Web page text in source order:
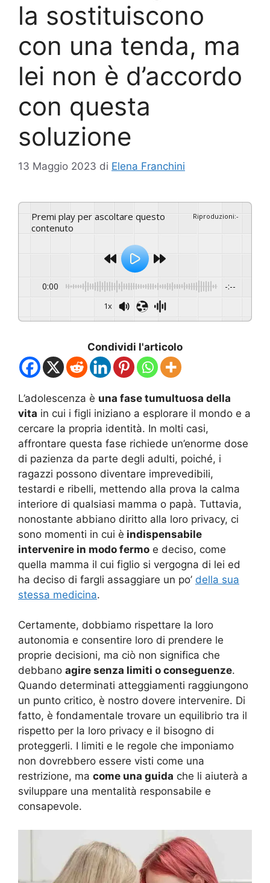
la sostituiscono
con una tenda, ma
lei non è d’accordo
con questa
soluzione
13 Maggio 2023 di Elena Franchini
Premi play per ascoltare questo
contenuto
Riproduzioni:-
0:00 -:--
1x
Condividi l'articolo
L’adolescenza è una fase tumultuosa della
vita in cui i figli iniziano a esplorare il mondo e a
cercare la propria identità. In molti casi,
affrontare questa fase richiede un’enorme dose
di pazienza da parte degli adulti, poiché, i
ragazzi possono diventare imprevedibili,
testardi e ribelli, mettendo alla prova la calma
interiore di qualsiasi mamma o papà. Tuttavia,
nonostante abbiano diritto alla loro privacy, ci
sono momenti in cui è indispensabile
intervenire in modo fermo e deciso, come
quella mamma il cui figlio si vergogna di lei ed
ha deciso di fargli assaggiare un po’ della sua
stessa medicina.
Certamente, dobbiamo rispettare la loro
autonomia e consentire loro di prendere le
proprie decisioni, ma ciò non significa che
debbano agire senza limiti o conseguenze.
Quando determinati atteggiamenti raggiungono
un punto critico, è nostro dovere intervenire. Di
fatto, è fondamentale trovare un equilibrio tra il
rispetto per la loro privacy e il bisogno di
proteggerli. I limiti e le regole che imponiamo
non dovrebbero essere visti come una
restrizione, ma come una guida che li aiuterà a
sviluppare una mentalità responsabile e
consapevole.